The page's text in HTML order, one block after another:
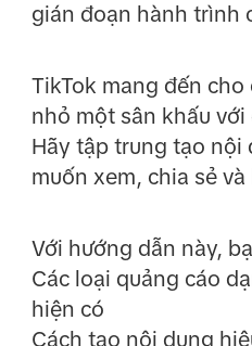
gián đoạn hành trình
TikTok mang đến
nhỏ một sân khấu
Hãy tập trung tạo nội
muốn xem, chia sẻ
Với hướng dẫn này,
Các loại quảng cáo
hiện có
Cách tạo nội dung